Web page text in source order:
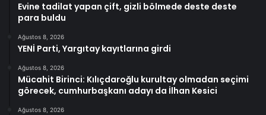
Evine tadilat yapan çift, gizli bölmede deste deste
para buldu
Ağustos 8, 2026
YENİ Parti, Yargıtay kayıtlarına girdi
Ağustos 8, 2026
Mücahit Birinci: Kılıçdaroğlu kurultay olmadan seçimi
görecek, cumhurbaşkanı adayı da İlhan Kesici
Ağustos 8, 2026